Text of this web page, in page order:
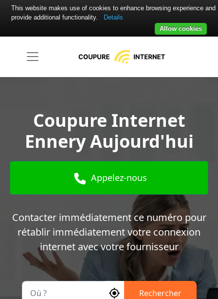
Coupure Internet
Ennery Aujourd'hui
Appelez-nous
Contacter immédiatement ce numéro pour
rétablir immédiatement votre connexion
internet avec votre fournisseur
Rechercher
This website makes use of cookies to enhance browsing experience and
provide additional functionality.
Details
Allow cookies